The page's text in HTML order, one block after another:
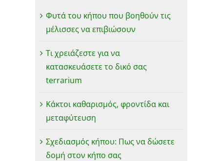
Φυτά του κήπου που βοηθούν τις
μέλισσες να επιβιώσουν
Τι χρειάζεστε για να
κατασκευάσετε το δικό σας
terrarium
Κάκτοι καθαρισμός, φροντίδα και
μεταφύτευση
Σχεδιασμός κήπου: Πως να δώσετε
δομή στον κήπο σας